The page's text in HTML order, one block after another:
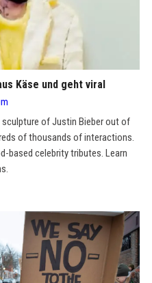
Käse und geht viral
of Justin Bieber out of
of thousands of interactions.
based celebrity tributes. Learn